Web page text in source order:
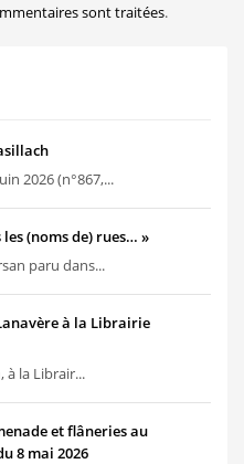
sont traitées.
2026 (n°867,...
les (noms de) rues… »
paru dans...
à la Librairie
à la Librair...
et flâneries au
8 mai 2026